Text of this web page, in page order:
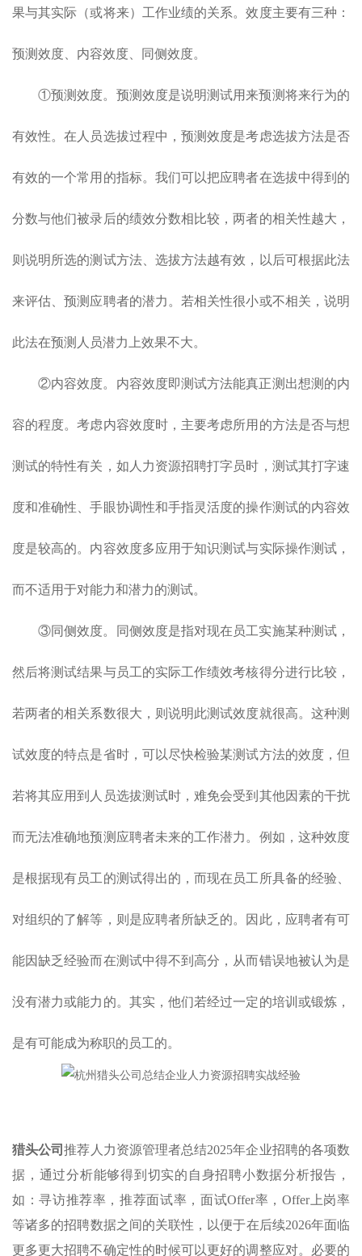
果与其实际（或将来）工作业绩的关系。效度主要有三种：
预测效度、内容效度、同侧效度。
①预测效度。预测效度是说明测试用来预测将来行为的
有效性。在人员选拔过程中，预测效度是考虑选拔方法是否
有效的一个常用的指标。我们可以把应聘者在选拔中得到的
分数与他们被录后的绩效分数相比较，两者的相关性越大，
则说明所选的测试方法、选拔方法越有效，以后可根据此法
来评估、预测应聘者的潜力。若相关性很小或不相关，说明
此法在预测人员潜力上效果不大。
②内容效度。内容效度即测试方法能真正测出想测的内
容的程度。考虑内容效度时，主要考虑所用的方法是否与想
测试的特性有关，如人力资源招聘打字员时，测试其打字速
度和准确性、手眼协调性和手指灵活度的操作测试的内容效
度是较高的。内容效度多应用于知识测试与实际操作测试，
而不适用于对能力和潜力的测试。
③同侧效度。同侧效度是指对现在员工实施某种测试，
然后将测试结果与员工的实际工作绩效考核得分进行比较，
若两者的相关系数很大，则说明此测试效度就很高。这种测
试效度的特点是省时，可以尽快检验某测试方法的效度，但
若将其应用到人员选拔测试时，难免会受到其他因素的干扰
而无法准确地预测应聘者未来的工作潜力。例如，这种效度
是根据现有员工的测试得出的，而现在员工所具备的经验、
对组织的了解等，则是应聘者所缺乏的。因此，应聘者有可
能因缺乏经验而在测试中得不到高分，从而错误地被认为是
没有潜力或能力的。其实，他们若经过一定的培训或锻炼，
是有可能成为称职的员工的。
猎头公司推荐人力资源管理者总结2025年企业招聘的各项数
据，通过分析能够得到切实的自身招聘小数据分析报告，
如：寻访推荐率，推荐面试率，面试Offer率，Offer上岗率
等诸多的招聘数据之间的关联性，以便于在后续2026年面临
更多更大招聘不确定性的时候可以更好的调整应对。必要的